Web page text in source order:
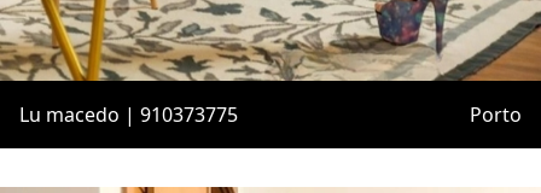
Lu macedo | 910373775 Porto